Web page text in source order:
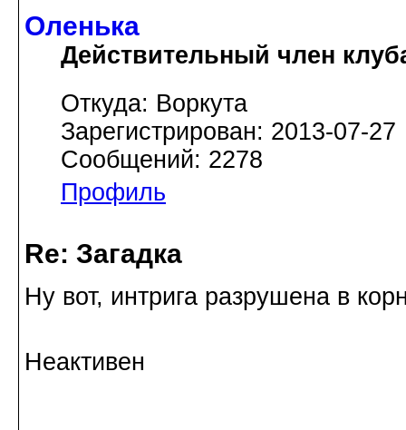
Оленька
Действительный член
Откуда: Воркута
Зарегистрирован: 2013-07-27
Сообщений: 2278
Профиль
Re: Загадка
Ну вот, интрига разрушена в
Неактивен